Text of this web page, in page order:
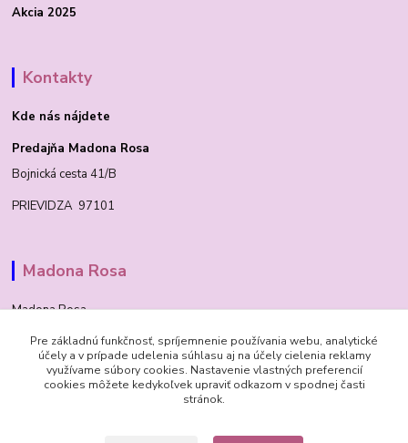
Akcia 2025
Kontakty
Kde nás nájdete
Predajňa Madona Rosa
Bojnická cesta 41/B
PRIEVIDZA 97101
Madona Rosa
Madona Rosa
Richard
+421 905 276 211
Pre základnú funkčnosť, spríjemnenie používania webu, analytické
účely a v prípade udelenia súhlasu aj na účely cielenia reklamy
využívame súbory cookies. Nastavenie vlastných preferencií
cookies môžete kedykoľvek upraviť odkazom v spodnej časti
stránok.